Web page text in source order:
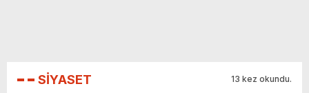
SİYASET 13 kez okundu.